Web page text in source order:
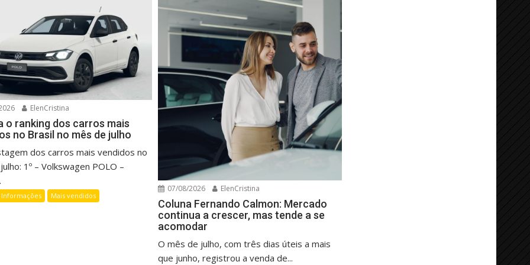
ElenCristina
o ranking dos carros mais
no Brasil no mês de julho
dos carros mais vendidos no
1º – Volkswagen POLO –
Informações Mais vendidos
07/08/2026 ElenCristina
Coluna Fernando Calmon: Mercado
continua a crescer, mas tende a se
acomodar
O mês de julho, com três dias úteis a mais
que junho, registrou a venda de...